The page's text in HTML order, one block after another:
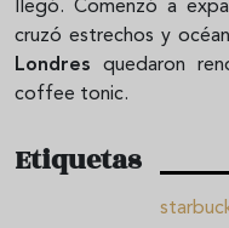
llegó. Comenzó a
cruzó estrechos y
Londres quedaron
coffee tonic.
Etiquetas